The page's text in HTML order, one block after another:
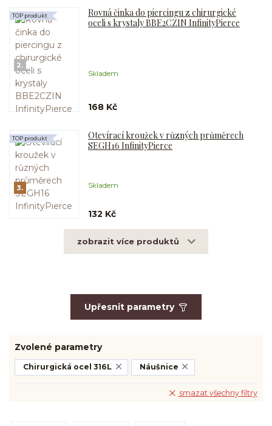
2.
Rovná činka do piercingu z chirurgické
oceli s krystaly BBE2CZIN InfinityPierce
Skladem
TOP produkt
168 Kč
3.
Otevírací kroužek v různých průměrech
SEGH16 InfinityPierce
Skladem
TOP produkt
132 Kč
zobrazit více produktů
Upřesnit parametry
Zvolené parametry
Chirurgická ocel 316L Náušnice
smazat všechny filtry